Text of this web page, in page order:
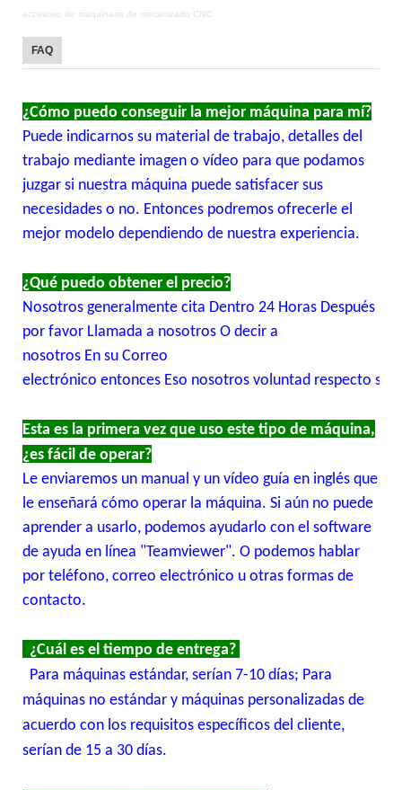
accesorio de maquinaria de mecanizado CNC
FAQ
¿Cómo puedo conseguir la mejor máquina para mí?
Puede indicarnos su material de trabajo, detalles del
trabajo mediante imagen o vídeo para que podamos
juzgar si nuestra máquina puede satisfacer sus
necesidades o no. Entonces podremos ofrecerle el
mejor modelo dependiendo de nuestra experiencia.
¿Qué puedo obtener el precio?
Nosotros generalmente cita Dentro 24 Horas Después
por favor Llamada a nosotros O decir a
nosotros En su Correo
electrónico entonces Eso nosotros voluntad respecto su
Esta es la primera vez que uso este tipo de máquina,
¿es fácil de operar?
Le enviaremos un manual y un vídeo guía en inglés que
le enseñará cómo operar la máquina. Si aún no puede
aprender a usarlo, podemos ayudarlo con el software
de ayuda en línea "Teamviewer". O podemos hablar
por teléfono, correo electrónico u otras formas de
contacto.
¿Cuál es el tiempo de entrega?
Para máquinas estándar, serían 7-10 días; Para
máquinas no estándar y máquinas personalizadas de
acuerdo con los requisitos específicos del cliente,
serían de 15 a 30 días.